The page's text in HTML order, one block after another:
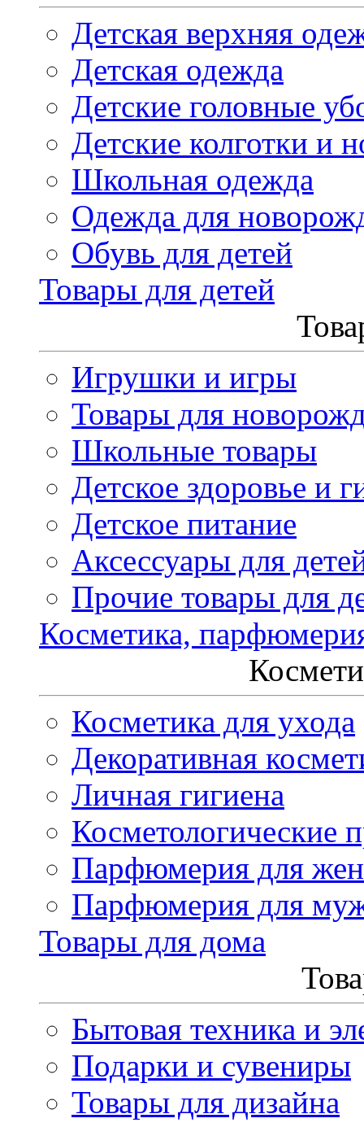
Детская верхняя
Детская одежда
Детские головные
Детские колготки и
Школьная одежда
Одежда для
Обувь для детей
Товары для детей
Игрушки и игры
Товары для
Школьные товары
Детское здоровье и
Детское питание
Аксессуары для
Прочие товары для
Косметика,
Косметика для ухода
Декоративная
Личная гигиена
Косметологические
Парфюмерия для
Парфюмерия для
Товары для дома
Бытовая техника и
Подарки и сувениры
Товары для дизайна